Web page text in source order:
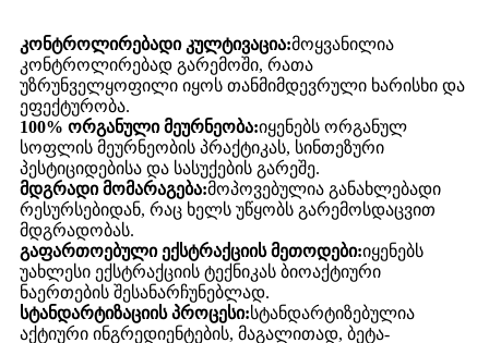
კონტროლირებადი კულტივაცია:მოყვანილია
კონტროლირებად გარემოში, რათა
უზრუნველყოფილი იყოს თანმიმდევრული ხარისხი და
ეფექტურობა.
100% ორგანული მეურნეობა:იყენებს ორგანულ
სოფლის მეურნეობის პრაქტიკას, სინთეზური
პესტიციდებისა და სასუქების გარეშე.
მდგრადი მომარაგება:მოპოვებულია განახლებადი
რესურსებიდან, რაც ხელს უწყობს გარემოსდაცვით
მდგრადობას.
გაფართოებული ექსტრაქციის მეთოდები:იყენებს
უახლესი ექსტრაქციის ტექნიკას ბიოაქტიური
ნაერთების შესანარჩუნებლად.
სტანდარტიზაციის პროცესი:სტანდარტიზებულია
აქტიური ინგრედიენტების, მაგალითად, ბეტა-